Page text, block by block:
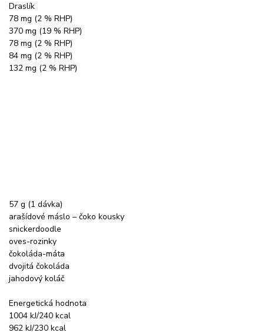
Draslík
78 mg (2 % RHP)
370 mg (19 % RHP)
78 mg (2 % RHP)
84 mg (2 % RHP)
132 mg (2 % RHP)
57 g (1 dávka)
arašídové máslo – čoko kousky
snickerdoodle
oves-rozinky
čokoláda-máta
dvojitá čokoláda
jahodový koláč
Energetická hodnota
1004 kJ/240 kcal
962 kJ/230 kcal